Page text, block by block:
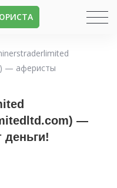
— аферисты
—